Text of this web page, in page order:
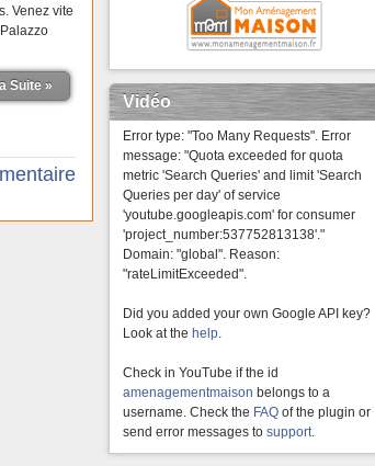
Venez vite
Suite »
Vidéo
Error type: "Too Many Requests". Error
message: "Quota exceeded for quota
metric 'Search Queries' and limit 'Search
Queries per day' of service
'youtube.googleapis.com' for consumer
'project_number:537752813138'."
Domain: "global". Reason:
"rateLimitExceeded".
Did you added your own Google API key?
Look at the help.
Check in YouTube if the id
amenagementmaison belongs to a
username. Check the FAQ of the plugin or
send error messages to support.